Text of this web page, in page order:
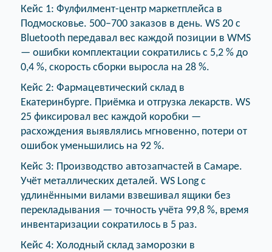
Кейс 1: Фулфилмент-центр маркетплейса в
Подмосковье. 500–700 заказов в день. WS 20 с
Bluetooth передавал вес каждой позиции в WMS
— ошибки комплектации сократились с 5,2 % до
0,4 %, скорость сборки выросла на 28 %.
Кейс 2: Фармацевтический склад в
Екатеринбурге. Приёмка и отгрузка лекарств. WS
25 фиксировал вес каждой коробки —
расхождения выявлялись мгновенно, потери от
ошибок уменьшились на 92 %.
Кейс 3: Производство автозапчастей в Самаре.
Учёт металлических деталей. WS Long с
удлинёнными вилами взвешивал ящики без
перекладывания — точность учёта 99,8 %, время
инвентаризации сократилось в 5 раз.
Кейс 4: Холодный склад заморозки в